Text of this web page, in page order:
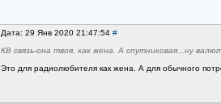
Дата: 29 Янв 2020 21:47:54 #
КВ связь-она твоя, как жена. А спутниковая...ну
Это для радиолюбителя как жена. А для обычного